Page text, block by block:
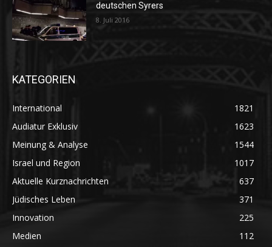
deutschen Syrers
8. Juli 2016
KATEGORIEN
International
1821
Audiatur Exklusiv
1623
Meinung & Analyse
1544
Israel und Region
1017
Aktuelle Kurznachrichten
637
Jüdisches Leben
371
Innovation
225
Medien
112